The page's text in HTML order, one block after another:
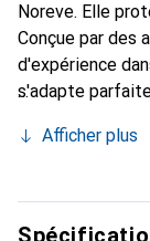
Noreve. Elle
Conçue par des
d'expérience
s'adapte
peau. Elle
constitue un
Afficher plus